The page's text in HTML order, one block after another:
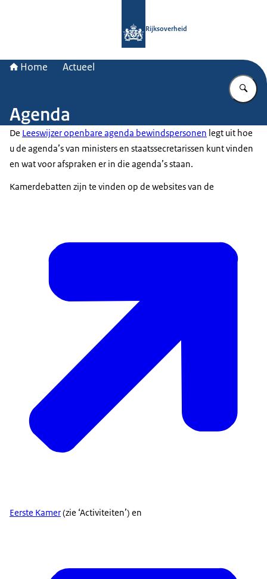
Rijksoverheid
Home Actueel
Agenda
De Leeswijzer openbare agenda bewindspersonen legt uit hoe
u de agenda’s van ministers en staatssecretarissen kunt vinden
en wat voor afspraken er in die agenda’s staan.
Kamerdebatten zijn te vinden op de websites van de
Eerste Kamer(zie ‘Activiteiten’) en